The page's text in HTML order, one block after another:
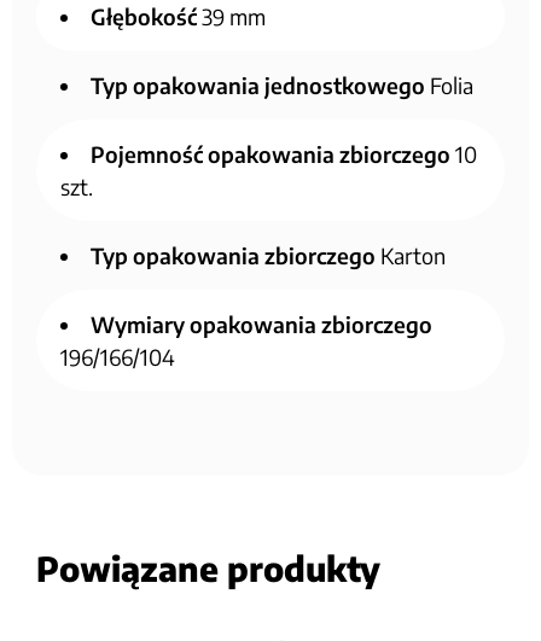
Głębokość39 mm
Typ opakowania jednostkowego Folia
Pojemność opakowania zbiorczego 10
szt.
Typ opakowania zbiorczego Karton
Wymiary opakowania zbiorczego
196/166/104
Powiązane produkty